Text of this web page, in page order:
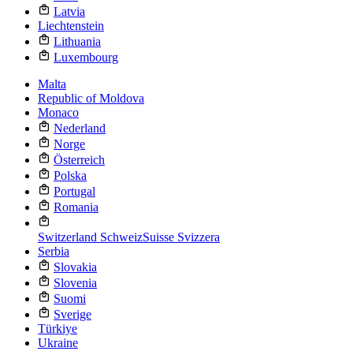
Latvia
Liechtenstein
Lithuania
Luxembourg
Malta
Republic of Moldova
Monaco
Nederland
Norge
Österreich
Polska
Portugal
Romania
Switzerland SchweizSuisse Svizzera
Serbia
Slovakia
Slovenia
Suomi
Sverige
Türkiye
Ukraine